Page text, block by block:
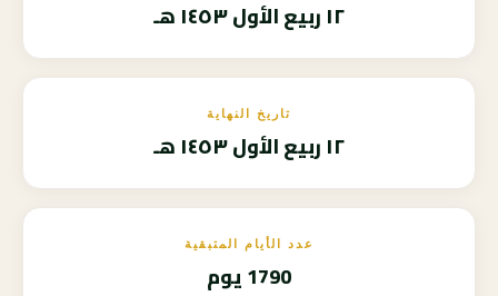
١٢ ربيع الأول ١٤٥٣ هـ
تاريخ النهاية
١٢ ربيع الأول ١٤٥٣ هـ
عدد الأيام المتبقية
1790 يوم